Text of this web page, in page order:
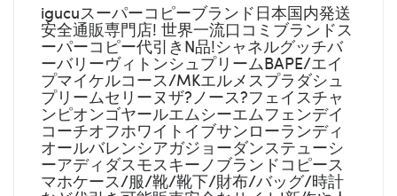
igucuスーパーコピーブランド日本国内発送
安全通販専門店! 世界一流口コミブランドス
ーパーコピー代引きN品!シャネルグッチバ
ーバリーヴィトンシュプリームBAPE/エイ
プマイケルコース/MKエルメスプラダシュ
プリームセリーヌザ?ノース?フェイスチャ
ンピオンゴヤールエムシーエムフェンデイ
コーチオフホワイトイブサンローランディ
オールバレンシアガジョーダンステューシ
ーアディダスモスキーノブランドコピース
マホケース/服/靴/靴下/財布/バッグ/時計